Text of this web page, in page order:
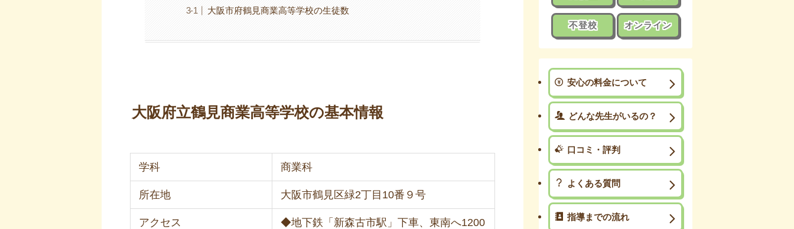
大阪市府鶴見商業高等学校の生徒数
大阪府立鶴見商業高等学校の基本情報
学科 商業科
所在地 大阪市鶴見区緑2丁目10番９号
アクセス
◆地下鉄「新森古市駅」下車、東南へ1200
不登校 オンライン
安心の料金について
どんな先生がいるの？
口コミ・評判
よくある質問
指導までの流れ